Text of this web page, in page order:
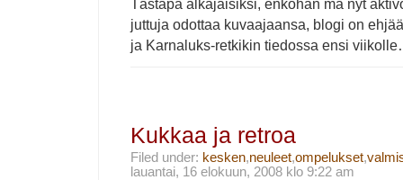
Tästäpä alkajaisiksi, enköhän mä nyt
juttuja odottaa kuvaajaansa, blogi on
ja Karnaluks-retkikin tiedossa ensi
Kukkaa ja retroa
Filed under: kesken,neuleet,ompelukset,
lauantai, 16 elokuun, 2008 klo 9:22 am